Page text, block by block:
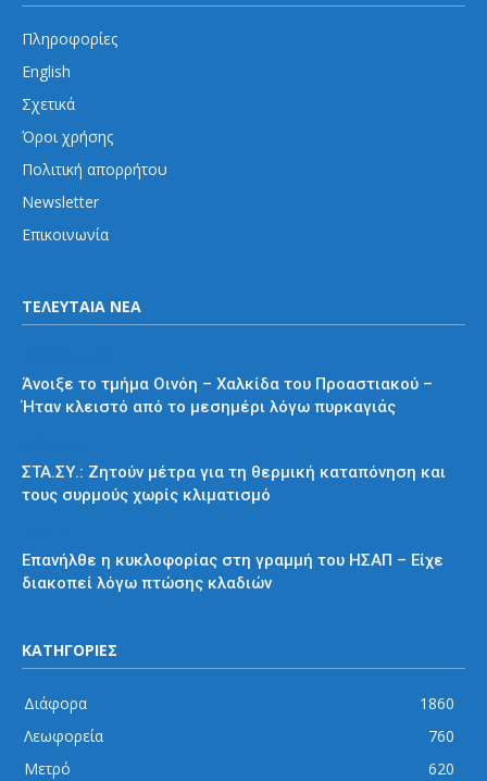
Πληροφορίες
English
Σχετικά
Όροι χρήσης
Πολιτική απορρήτου
Newsletter
Επικοινωνία
ΤΕΛΕΥΤΑΙΑ ΝΕΑ
Άνοιξε το τμήμα Οινόη – Χαλκίδα του Προαστιακού –
Ήταν κλειστό από το μεσημέρι λόγω πυρκαγιάς
ΣΤΑ.ΣΥ.: Ζητούν μέτρα για τη θερμική καταπόνηση και
τους συρμούς χωρίς κλιματισμό
Επανήλθε η κυκλοφορίας στη γραμμή του ΗΣΑΠ – Είχε
διακοπεί λόγω πτώσης κλαδιών
ΚΑΤΗΓΟΡΙΕΣ
Διάφορα
1860
Λεωφορεία
760
Μετρό
620